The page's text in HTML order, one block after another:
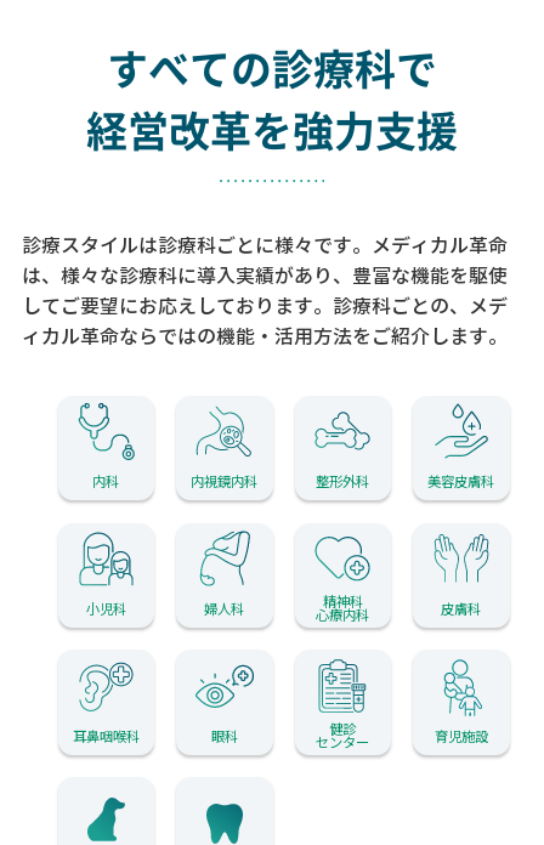
すべての診療科で
経営改革を強力支援
診療スタイルは診療科ごとに様々です。メディカル革命
は、様々な診療科に導入実績があり、 豊富な機能を駆使
してご要望にお応えしております。 診療科ごとの、メデ
ィカル革命ならではの機能・活用方法をご紹介します。
内科 内視鏡内科 整形外科 美容皮膚科
小児科 婦人科 精神科
心療内科 皮膚科
耳鼻咽喉科 眼科 健診
センター 育児施設